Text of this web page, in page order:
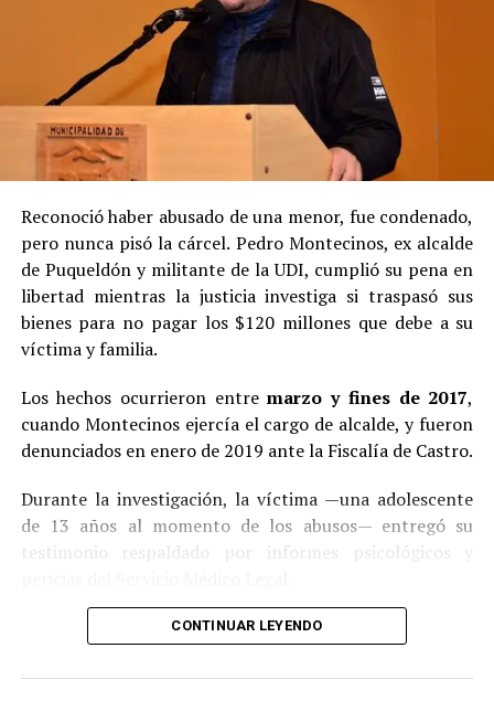
Reconoció haber abusado de una menor, fue condenado,
pero nunca pisó la cárcel. Pedro Montecinos, ex alcalde
de Puqueldón y militante de la UDI, cumplió su pena en
libertad mientras la justicia investiga si traspasó sus
bienes para no pagar los $120 millones que debe a su
víctima y familia.
Los hechos ocurrieron entremarzo y fines de 2017,
cuando Montecinos ejercía el cargo de alcalde, y fueron
denunciados en enero de 2019 ante la Fiscalía de Castro.
Durante la investigación, la víctima —una adolescente
de 13 años al momento de los abusos— entregó su
testimonio respaldado por informes psicológicos y
Ante la contundencia de los antecedentes, el imputado
aceptó los cargosen un procedimiento abreviado,
CONTINUAR LEYENDO